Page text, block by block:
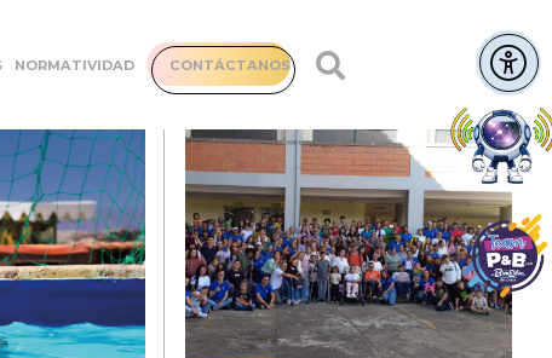
NORMATIVIDAD CONTÁCTANOS